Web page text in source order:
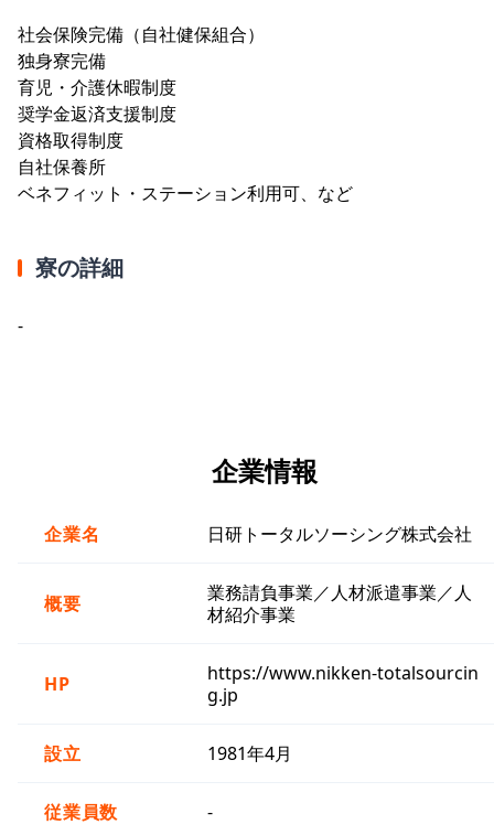
社会保険完備（自社健保組合）
独身寮完備
育児・介護休暇制度
奨学金返済支援制度
資格取得制度
自社保養所
ベネフィット・ステーション利用可、など
寮の詳細
-
企業情報
企業名 日研トータルソーシング株式会社
概要
業務請負事業／人材派遣事業／人
材紹介事業
HP
https://www.nikken-totalsourcin
g.jp
設立 1981年4月
従業員数 -